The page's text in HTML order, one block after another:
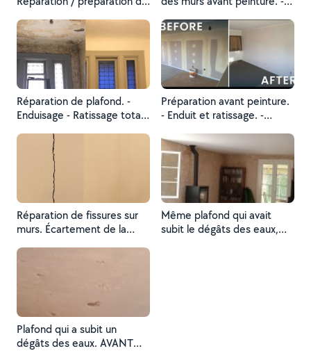
- Rebouchage - Application
d'enduit - Ponçage -
Application de 2 couches
de peinture de finition
ensuite un mur prêt pour la
mise en peinture.
Réparation de plafond. -
Enduisage - Ratissage totale
Remplacement de luminaire
pour apporter modernité et
harmonie - Application de 2
couches de peinture blanc
mat
Préparation avant peinture.
- Enduit et ratissage. -
couches de peinture
Réparation de fissures sur
murs. Écartement de la
fissure. Pose d'une bande
calicot. Application de 2
Même plafond qui avait
subit le dégâts des eaux,
Plafond qui a subit un
dégâts des eaux. AVANT